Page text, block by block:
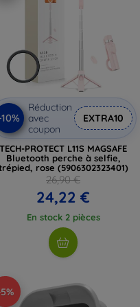
Réduction
avec
coupon
EXTRA10
TECH-PROTECT L11S MAGSAFE
Bluetooth perche à selfie,
rose (5906302323401)
26,90 €
24,22 €
En stock 2 pièces